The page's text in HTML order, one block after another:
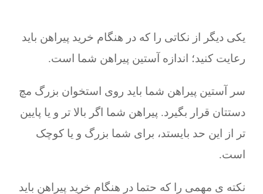
یکی دیگر از نکاتی را که در هنگام خرید پیراهن باید
رعایت کنید؛ اندازه آستین پیراهن شما است.
سر آستین پیراهن شما باید روی استخوان بزرگ مچ
دستتان قرار بگیرد. پیراهن شما اگر بالا تر و یا پایین
تر از این حد بایستد، برای شما بزرگ و یا کوچک
است.
نکته ی مهمی را که حتما در هنگام خرید پیراهن باید